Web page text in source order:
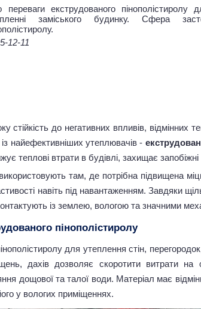
переваги екструдованого пінополістиролу
заміського будинку. Сфера
12-11
стійкість до негативних впливів, відмінних
найефективніших утеплювачів -
теплові втрати в будівлі, захищає
там, де потрібна підвищена
навіть під навантаженням. Завдяки
із землею, вологою та значними
пінополістиролу
для утеплення стін,
дахів дозволяє скоротити витрати
дощової та талої води. Матеріал має
у вологих приміщеннях.